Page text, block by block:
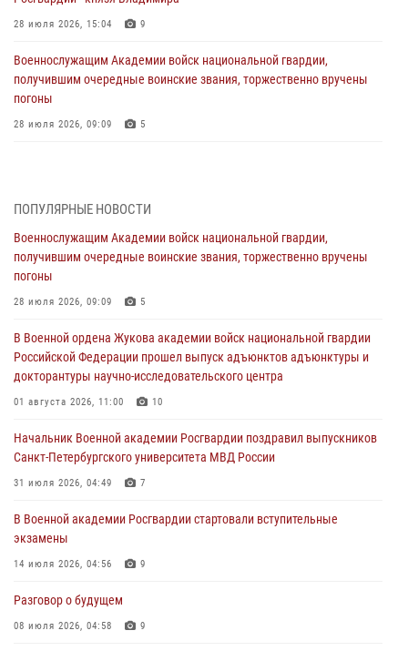
28 июля 2026, 15:04 9
Военнослужащим Академии войск национальной гвардии,
получившим очередные воинские звания, торжественно вручены
погоны
28 июля 2026, 09:09 5
27 июля 2026, 14:49 7
Военная академия информирует!
23 июля 2026, 04:51
Курсант Военной академии войск национальной гвардии принял
22 июля 2026, 09:41
Мастер‑класс по стрельбе: точность, тактика, профессионализм
20 июля 2026, 11:17 8
108 лет со дня образования подразделений связи войск
ПОПУЛЯРНЫЕ НОВОСТИ
Военнослужащим Академии войск национальной гвардии,
получившим очередные воинские звания, торжественно вручены
погоны
28 июля 2026, 09:09 5
В Военной ордена Жукова академии войск национальной гвардии
Российской Федерации прошел выпуск адъюнктов адъюнктуры и
докторантуры научно-исследовательского центра
01 августа 2026, 11:00 10
Начальник Военной академии Росгвардии поздравил выпускников
Санкт-Петербургского университета МВД России
31 июля 2026, 04:49 7
В Военной академии Росгвардии стартовали вступительные
экзамены
14 июля 2026, 04:56 9
Разговор о будущем
08 июля 2026, 04:58 9